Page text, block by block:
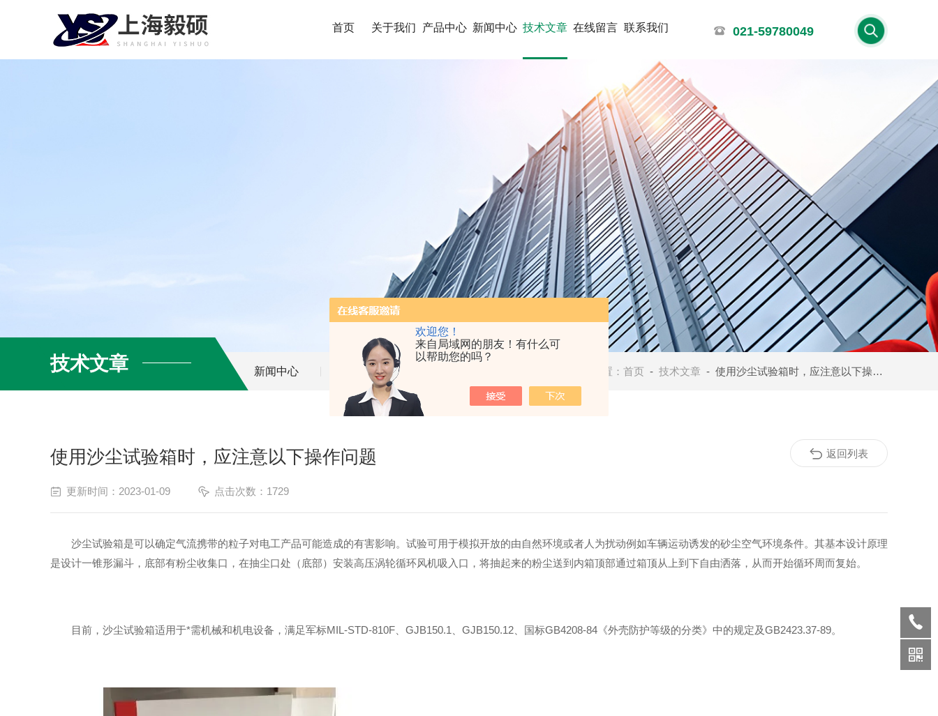
欢迎您！
来自局域网的朋友！有什么可
以帮助您的吗？
首页 关于我们 产品中心 新闻中心 技术文章 在线留言 联系我们 021-59780049
技术文章 新闻中心 技术文章 当前位置： 首页 - 技术文章 - 使用沙尘试验箱时，应注意以下操作问题
使用沙尘试验箱时，应注意以下操作问题
更新时间：2023-01-09 点击次数：1729
沙尘试验箱是可以确定气流携带的粒子对电工产品可能造成的有害影响。试验可用于模拟开放的由自然环境或者人为扰动例如车辆运动诱发的砂尘空气环境条件。其基本设计原理
是设计一锥形漏斗，底部有粉尘收集口，在抽尘口处（底部）安装高压涡轮循环风机吸入口，将抽起来的粉尘送到内箱顶部通过箱顶从上到下自由洒落，从而开始循环周而复始。
目前，沙尘试验箱适用于*需机械和机电设备，满足军标MIL-STD-810F、GJB150.1、GJB150.12、国标GB4208-84《外壳防护等级的分类》中的规定及GB2423.37-89。
返回列表